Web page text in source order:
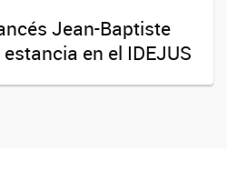
Jean-Baptiste
en el IDEJUS